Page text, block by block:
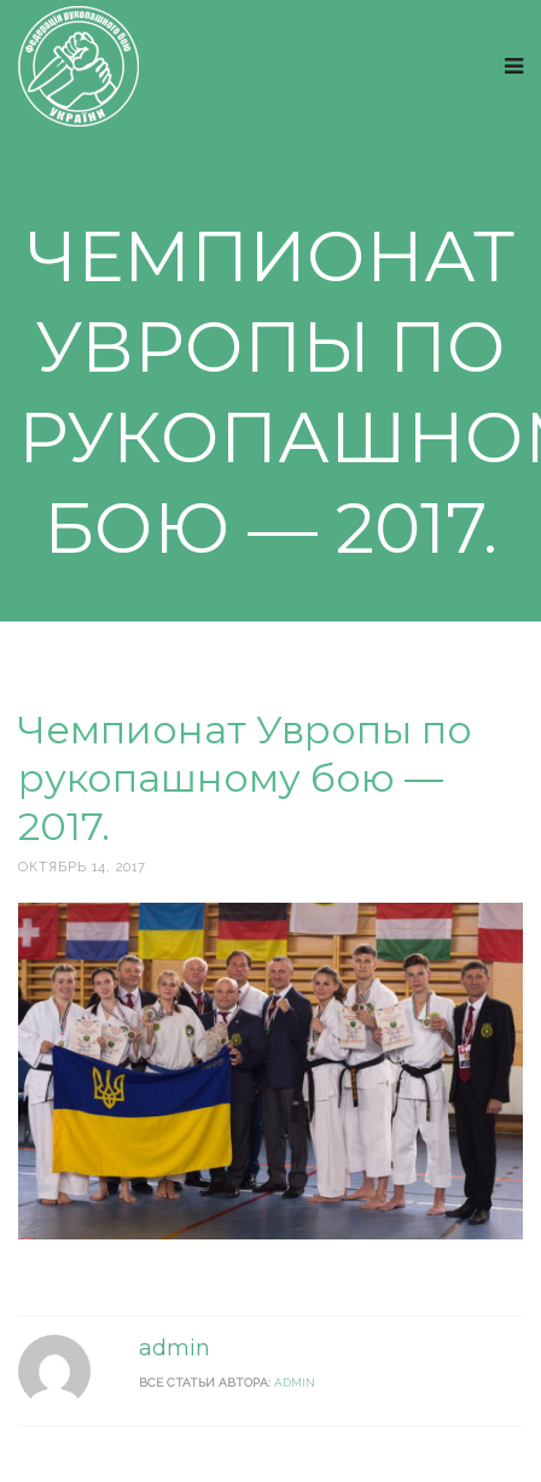
ЧЕМПИОНАТ
УВРОПЫ ПО
БОЮ — 2017.
Чемпионат Увропы по
рукопашному бою —
2017.
ОКТЯБРЬ 14, 2017
admin
ВСЕ СТАТЬИ АВТОРА: ADMIN